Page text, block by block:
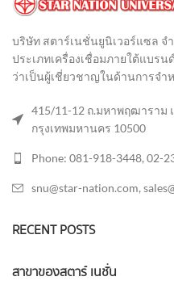
บริษัท สตาร์เนชั่นยูนิเวอร์แซล จ
ประเภทเครื่องเชื่อมภายใต้แบร
ว่าเป็นผู้เชี่ยวชาญในด้านการจำ
415/11-12 ถ.มหาพฤฒาราม
กรุงเทพมหานคร 10500
Phone: 081-918-3448, 02-
snu@star-nation.com,
RECENT POSTS
สาขาของสตาร์ เนชั่น